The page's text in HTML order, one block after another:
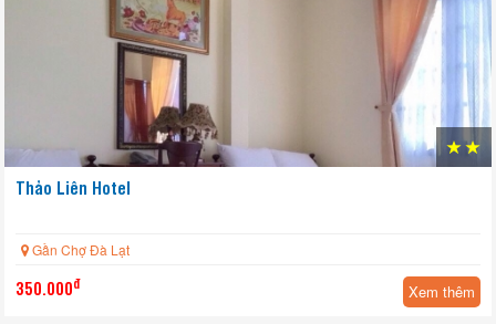
Thảo Liên Hotel
Gần Chợ Đà Lạt
350.000đ Xem thêm